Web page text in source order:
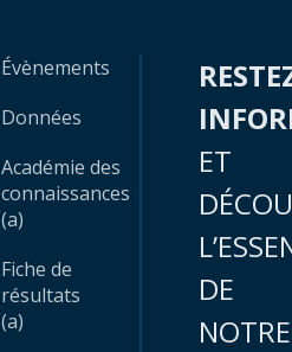
Évènements
Données
Académie des
connaissances
(a)
Fiche de
résultats
(a)
ET
DE
NOTRE